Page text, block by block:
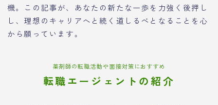
機。この記事が、あなたの新たな一歩を力強く後押し
し、理想のキャリアへと続く道しるべとなることを心
から願っています。
薬剤師の転職活動や面接対策におすすめ
転職エージェントの紹介